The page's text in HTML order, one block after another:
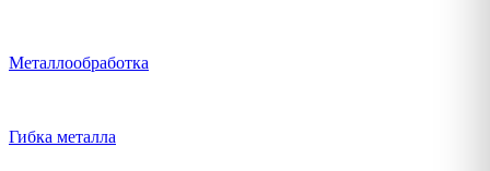
Металлообработка
Гибка металла